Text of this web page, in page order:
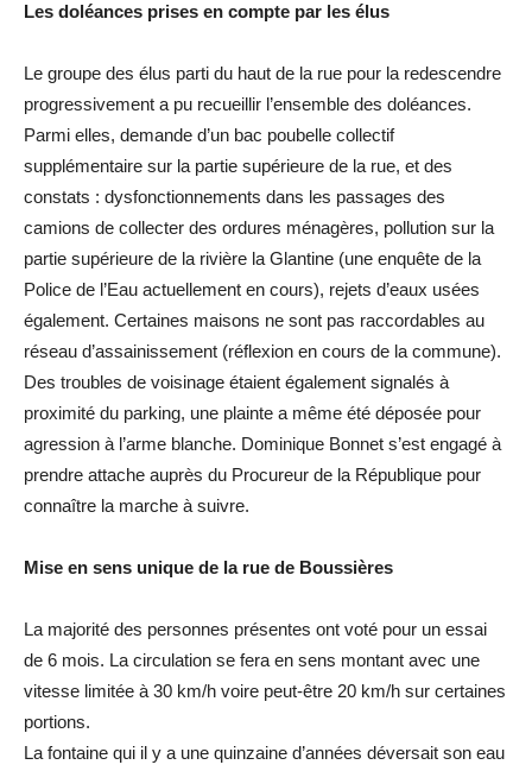
Les doléances prises en compte par les élus
Le groupe des élus parti du haut de la rue pour la redescendre
progressivement a pu recueillir l’ensemble des doléances.
Parmi elles, demande d’un bac poubelle collectif
supplémentaire sur la partie supérieure de la rue, et des
constats : dysfonctionnements dans les passages des
camions de collecter des ordures ménagères, pollution sur la
partie supérieure de la rivière la Glantine (une enquête de la
Police de l’Eau actuellement en cours), rejets d’eaux usées
également. Certaines maisons ne sont pas raccordables au
réseau d’assainissement (réflexion en cours de la commune).
Des troubles de voisinage étaient également signalés à
proximité du parking, une plainte a même été déposée pour
agression à l’arme blanche. Dominique Bonnet s’est engagé à
prendre attache auprès du Procureur de la République pour
connaître la marche à suivre.
Mise en sens unique de la rue de Boussières
La majorité des personnes présentes ont voté pour un essai
de 6 mois. La circulation se fera en sens montant avec une
vitesse limitée à 30 km/h voire peut-être 20 km/h sur certaines
portions.
La fontaine qui il y a une quinzaine d’années déversait son eau